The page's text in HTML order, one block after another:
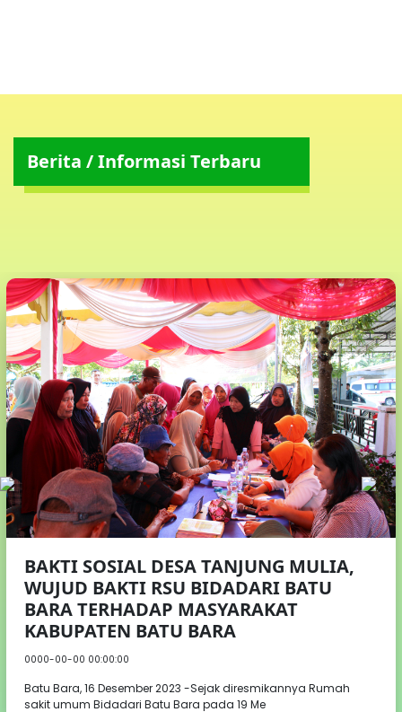
Berita / Informasi Terbaru
BAKTI SOSIAL DESA TANJUNG MULIA,
WUJUD BAKTI RSU BIDADARI BATU
BARA TERHADAP MASYARAKAT
KABUPATEN BATU BARA
0000-00-00 00:00:00
Batu Bara, 16 Desember 2023 -Sejak diresmikannya Rumah
sakit umum Bidadari Batu Bara pada 19 Me